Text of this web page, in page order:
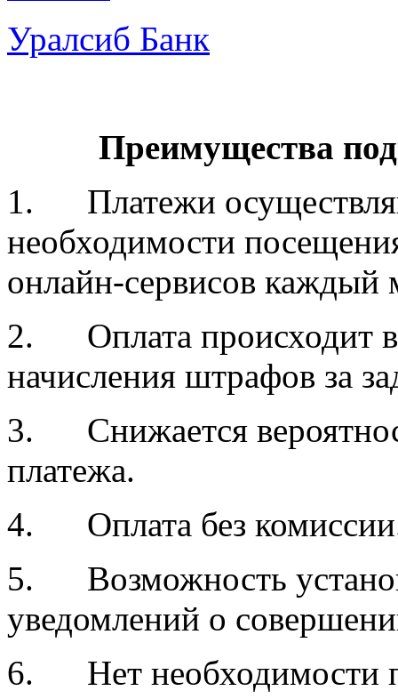
Уралсиб Банк
Преимущества
1. Платежи
необходимости
онлайн-сервисов каждый
2. Оплата происходит
начисления штрафов за
3. Снижается
платежа.
4. Оплата без
5. Возможность
уведомлений о
6. Нет необходимости